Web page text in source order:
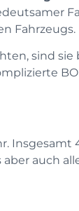
Fahrzeugs.
sind sie
Insgesamt
auch